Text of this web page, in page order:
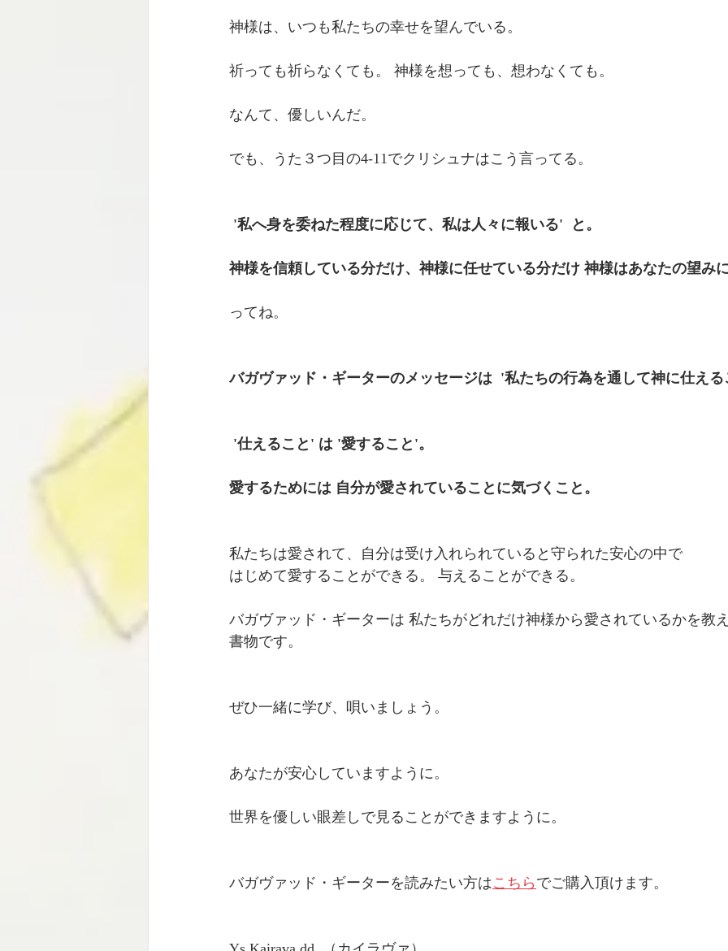
神様は、いつも私たちの幸せを望んでいる。
祈っても祈らなくても。 神様を想っても、想わなくても。
なんて、優しいんだ。
でも、うた３つ目の4-11でクリシュナはこう言ってる。
'私へ身を委ねた程度に応じて、私は人々に報いる'  と。
神様を信頼している分だけ、神様に任せている分だけ 神様はあなたの望み
ってね。
バガヴァッド・ギーターのメッセージは  '私たちの行為を通して神に仕え
'仕えること' は '愛すること'。
愛するためには 自分が愛されていることに気づくこと。
私たちは愛されて、自分は受け入れられていると守られた安心の中で
はじめて愛することができる。 与えることができる。
バガヴァッド・ギーターは 私たちがどれだけ神様から愛されているかを教
書物です。
ぜひ一緒に学び、唄いましょう。
あなたが安心していますように。
世界を優しい眼差しで見ることができますように。
バガヴァッド・ギーターを読みたい方はこちら でご購入頂けます。